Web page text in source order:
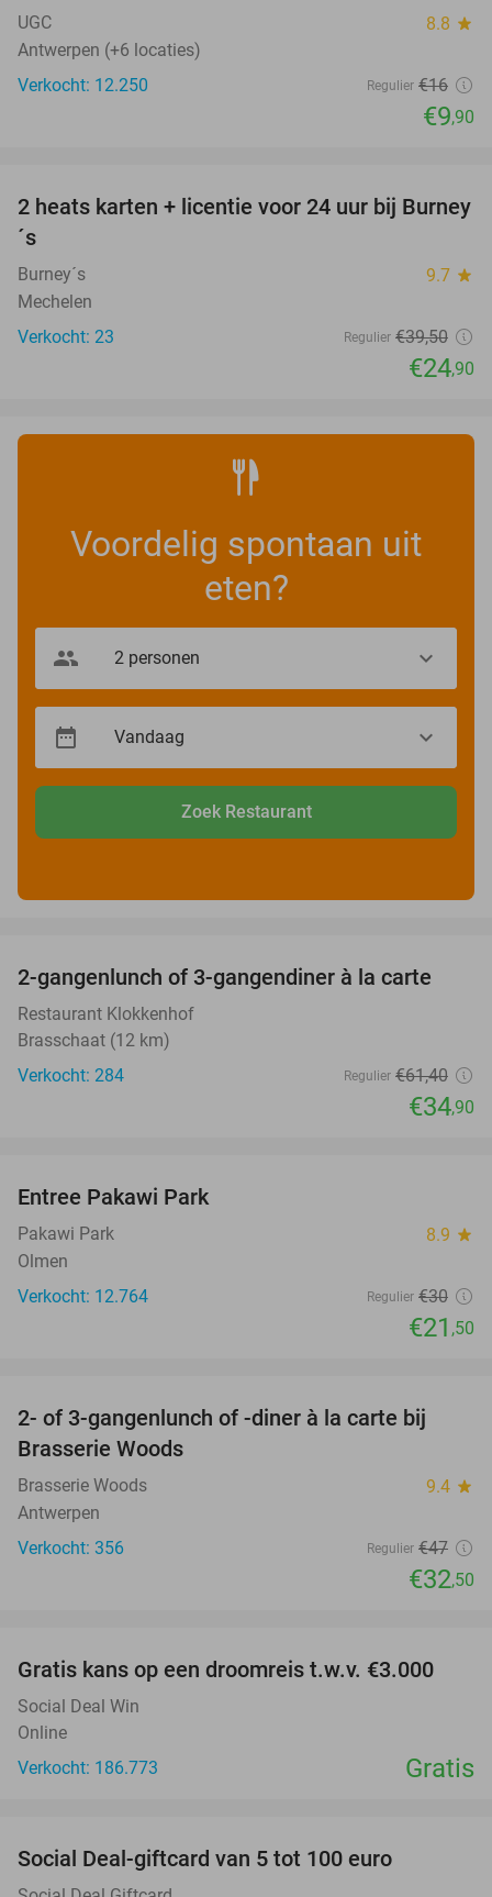
UGC 8.8 star
Antwerpen (+6 locaties)
Verkocht: 12.250
Regulier €16
€9,90
37%
2 heats karten + licentie voor 24 uur bij Burney
´s
Burney´s 9.7 star
Mechelen
Verkocht: 23
Regulier €39,50
€24,90
Voordelig spontaan uit
eten?
Zoek Restaurant
43%
2-gangenlunch of 3-gangendiner à la carte
Restaurant Klokkenhof
Brasschaat (12 km)
Verkocht: 284
Regulier €61,40
€34,90
Entree Pakawi Park
Pakawi Park 8.9 star
Olmen
Verkocht: 12.764
Regulier €30
€21 ,50
31%
2- of 3-gangenlunch of -diner à la carte bij
Brasserie Woods
Brasserie Woods 9.4 star
Antwerpen
Verkocht: 356
Regulier €47
€32,50
Gratis kans op een droomreis t.w.v. €3.000
Social Deal Win
Online
Verkocht: 186.773
Gratis
Social Deal-giftcard van 5 tot 100 euro